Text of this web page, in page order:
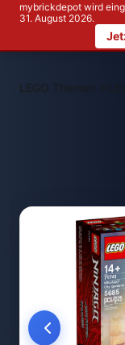
mybrickdepot wird
31. August 2026.
LEGO Themen >